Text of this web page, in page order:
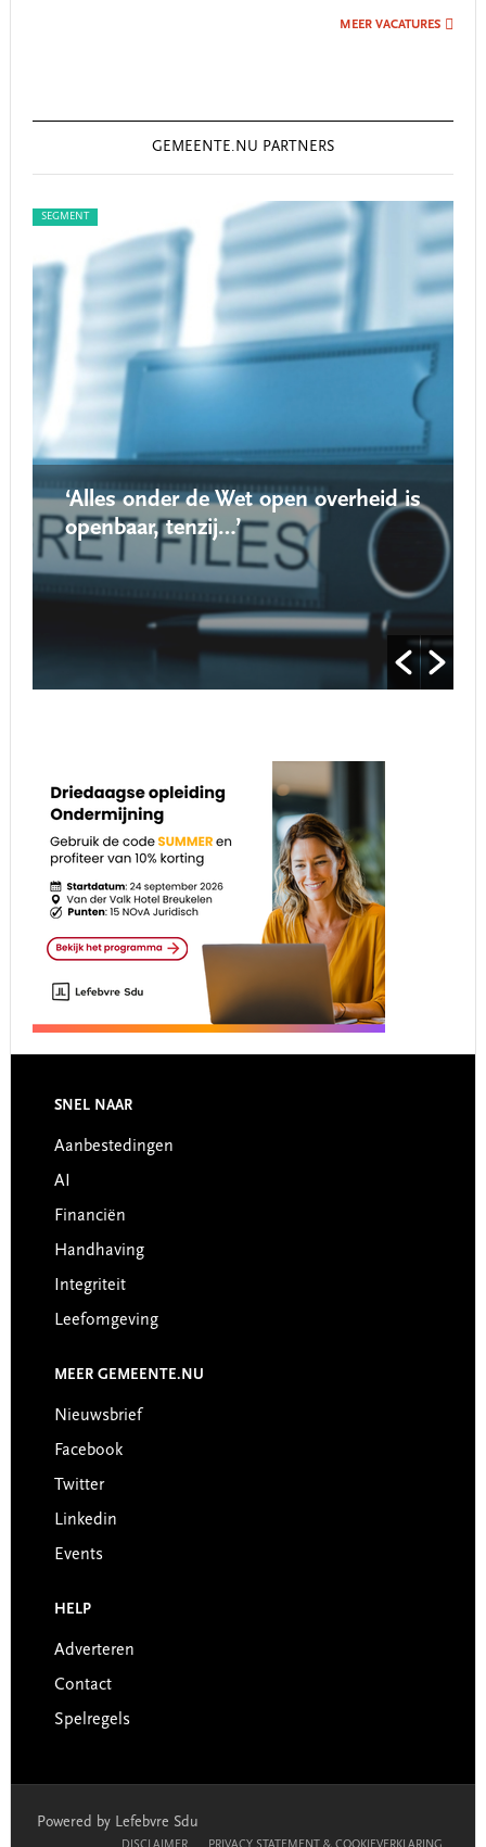
MEER VACATURES
GEMEENTE.NU PARTNERS
SEGMENT
‘Alles onder de Wet open overheid is
openbaar, tenzij…’
Footer
SNEL NAAR
Aanbestedingen
AI
Financiën
Handhaving
Integriteit
Leefomgeving
MEER GEMEENTE.NU
Nieuwsbrief
Facebook
Twitter
Linkedin
Events
HELP
Adverteren
Contact
Spelregels
Powered by Lefebvre Sdu